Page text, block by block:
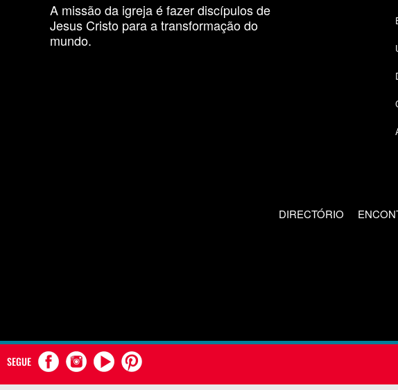
A missão da igreja é fazer discípulos de
Jesus Cristo para a transformação do
mundo.
DIRECTÓRIO
SEGUE